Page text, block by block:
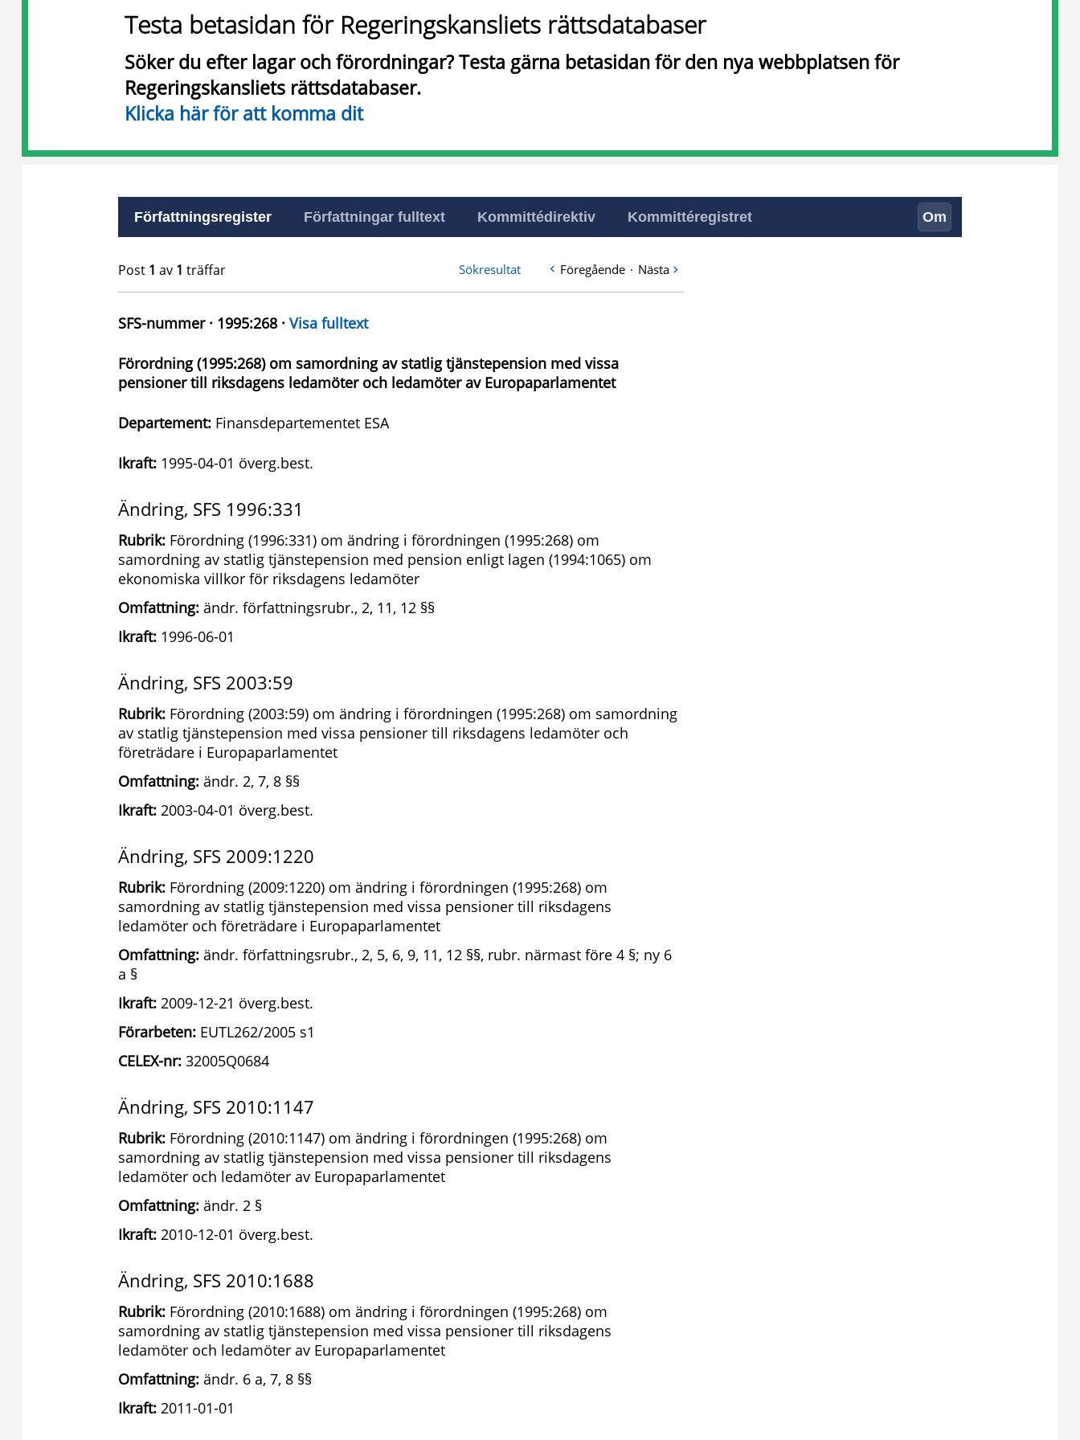
Testa betasidan för Regeringskansliets rättsdatabaser
Söker du efter lagar och förordningar? Testa gärna betasidan för den nya webbplatsen för
Regeringskansliets rättsdatabaser.
Klicka här för att komma dit
Författningsregister Författningar fulltext Kommittédirektiv Kommittéregistret Om
Post 1 av 1 träffar Sökresultat Föregående · Nästa
SFS-nummer · 1995:268 · Visa fulltext
Förordning (1995:268) om samordning av statlig tjänstepension med vissa
pensioner till riksdagens ledamöter och ledamöter av Europaparlamentet
Departement: Finansdepartementet ESA
Ikraft: 1995-04-01 överg.best.
Ändring, SFS 1996:331
Rubrik: Förordning (1996:331) om ändring i förordningen (1995:268) om
samordning av statlig tjänstepension med pension enligt lagen (1994:1065) om
ekonomiska villkor för riksdagens ledamöter
Omfattning: ändr. författningsrubr., 2, 11, 12 §§
Ikraft: 1996-06-01
Ändring, SFS 2003:59
Rubrik: Förordning (2003:59) om ändring i förordningen (1995:268) om samordning
av statlig tjänstepension med vissa pensioner till riksdagens ledamöter och
företrädare i Europaparlamentet
Omfattning: ändr. 2, 7, 8 §§
Ikraft: 2003-04-01 överg.best.
Ändring, SFS 2009:1220
Rubrik: Förordning (2009:1220) om ändring i förordningen (1995:268) om
samordning av statlig tjänstepension med vissa pensioner till riksdagens
ledamöter och företrädare i Europaparlamentet
Omfattning: ändr. författningsrubr., 2, 5, 6, 9, 11, 12 §§, rubr. närmast före 4 §; ny 6
a §
Ikraft: 2009-12-21 överg.best.
Förarbeten: EUTL262/2005 s1
CELEX-nr: 32005Q0684
Ändring, SFS 2010:1147
Rubrik: Förordning (2010:1147) om ändring i förordningen (1995:268) om
samordning av statlig tjänstepension med vissa pensioner till riksdagens
ledamöter och ledamöter av Europaparlamentet
Omfattning: ändr. 2 §
Ikraft: 2010-12-01 överg.best.
Ändring, SFS 2010:1688
Rubrik: Förordning (2010:1688) om ändring i förordningen (1995:268) om
samordning av statlig tjänstepension med vissa pensioner till riksdagens
ledamöter och ledamöter av Europaparlamentet
Omfattning: ändr. 6 a, 7, 8 §§
Ikraft: 2011-01-01